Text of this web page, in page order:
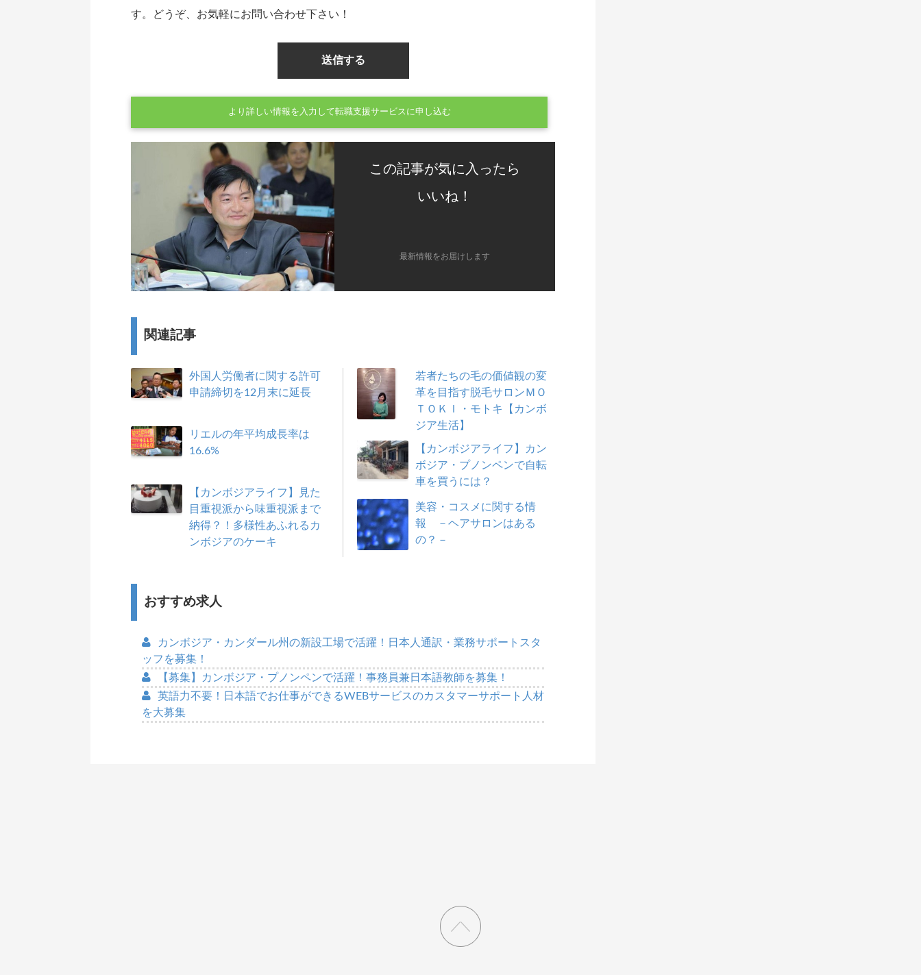
す。どうぞ、お気軽にお問い合わせ下さい！
より詳しい情報を入力して転職支援サービスに申し込む
この記事が気に入ったら
いいね！
最新情報をお届けします
関連記事
外国人労働者に関する許可
申請締切を12月末に延長
リエルの年平均成長率は
16.6%
【カンボジアライフ】見た
目重視派から味重視派まで
納得？！多様性あふれるカ
ンボジアのケーキ
若者たちの毛の価値観の変
革を目指す脱毛サロンＭＯ
ＴＯＫＩ・モトキ【カンボ
ジア生活】
【カンボジアライフ】カン
ボジア・プノンペンで自転
車を買うには？
美容・コスメに関する情
報 －ヘアサロンはある
の？－
おすすめ求人
カンボジア・カンダール州の新設工場で活躍！日本人通訳・業務サポートスタ
ッフを募集！
【募集】カンボジア・プノンペンで活躍！事務員兼日本語教師を募集！
英語力不要！日本語でお仕事ができるWEBサービスのカスタマーサポート人材
を大募集